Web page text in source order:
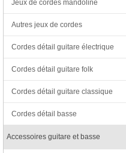
Jeux de cordes mandoline
Autres jeux de cordes
Cordes détail guitare électrique
Cordes détail guitare folk
Cordes détail guitare classique
Cordes détail basse
Accessoires guitare et basse